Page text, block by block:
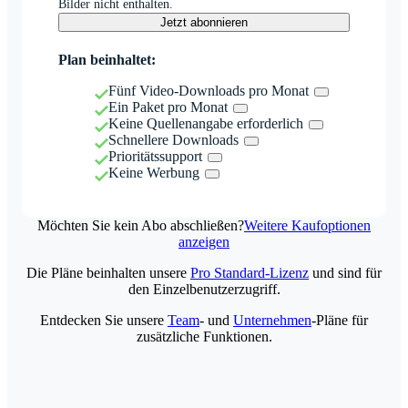
Bilder nicht enthalten.
Jetzt abonnieren
Plan beinhaltet:
Fünf Video-Downloads pro Monat
Ein Paket pro Monat
Keine Quellenangabe erforderlich
Schnellere Downloads
Prioritätssupport
Keine Werbung
Möchten Sie kein Abo abschließen?Weitere Kaufoptionen
anzeigen
Die Pläne beinhalten unsere Pro Standard-Lizenz und sind für
den Einzelbenutzerzugriff.
Entdecken Sie unsere Team- und Unternehmen-Pläne für
zusätzliche Funktionen.